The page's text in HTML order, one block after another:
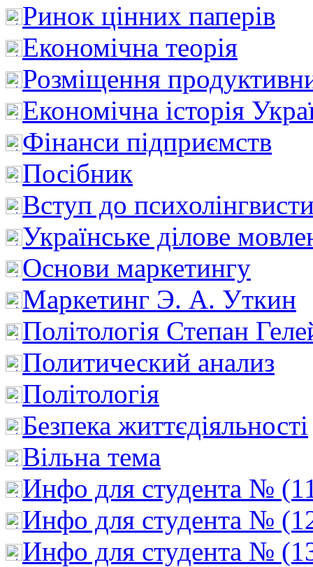
Ринок цінних паперів
Економічна теорія
Розміщення
Економічна історія
Фінанси підприємств
Посібник
Вступ до
Українське ділове
Основи маркетингу
Маркетинг Э. А. Уткин
Політологія Степан
Политический анализ
Політологія
Безпека життєдіяльності
Вільна тема
Инфо для студента №
Инфо для студента №
Инфо для студента №